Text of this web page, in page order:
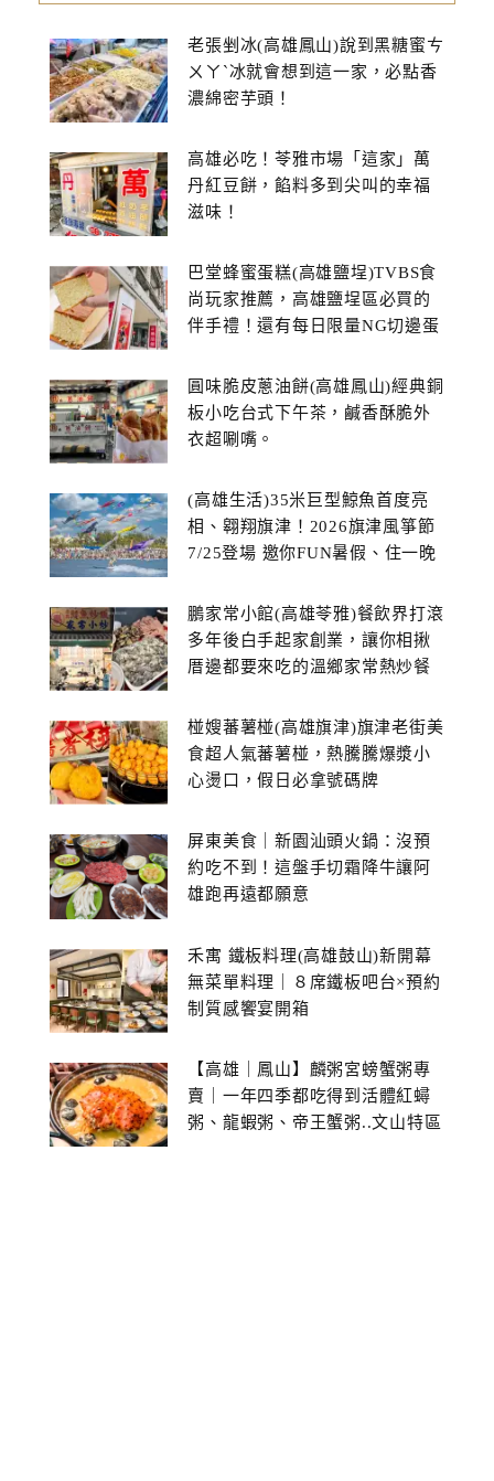
老張剉冰(高雄鳳山)說到黑糖蜜ㄘ
ㄨㄚˋ冰就會想到這一家，必點香
濃綿密芋頭！
高雄必吃！苓雅市場「這家」萬
丹紅豆餅，餡料多到尖叫的幸福
滋味！
巴堂蜂蜜蛋糕(高雄鹽埕)TVBS食
尚玩家推薦，高雄鹽埕區必買的
伴手禮！還有每日限量NG切邊蛋
圓味脆皮蔥油餅(高雄鳳山)經典銅
板小吃台式下午茶，鹹香酥脆外
衣超唰嘴。
(高雄生活)35米巨型鯨魚首度亮
相、翱翔旗津！2026旗津風箏節
7/25登場 邀你FUN暑假、住一晚
鵬家常小館(高雄苓雅)餐飲界打滾
多年後白手起家創業，讓你相揪
厝邊都要來吃的溫鄉家常熱炒餐
椪嫂蕃薯椪(高雄旗津)旗津老街美
食超人氣蕃薯椪，熱騰騰爆漿小
心燙口，假日必拿號碼牌
屏東美食｜新園汕頭火鍋：沒預
約吃不到！這盤手切霜降牛讓阿
雄跑再遠都願意
禾寓 鐵板料理(高雄鼓山)新開幕
無菜單料理｜８席鐵板吧台×預約
制質感饗宴開箱
【高雄｜鳳山】麟粥宮螃蟹粥專
賣｜一年四季都吃得到活體紅蟳
粥、龍蝦粥、帝王蟹粥..文山特區